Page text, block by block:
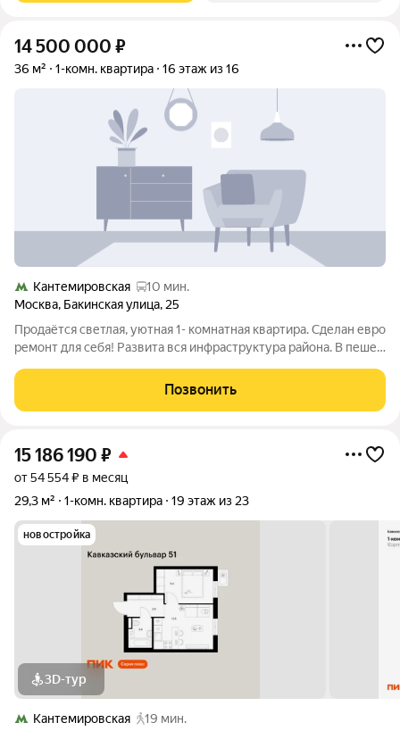
14 500 000 ₽
36 м² 1-комн. квартира 16 этаж из 16
Кантемировская
10 мин.
Москва, Бакинская улица, 25
Продаётся светлая, уютная 1- комнатная квартира. Сделан евро
ремонт для себя! Развита вся инфраструктура района. В пешей
лет. Полная стоимость в ДКП!Позвонить
15 186 190 ₽
от 54 554 ₽ в месяц
29,3 м²
1-комн. квартира 19 этаж из 23
новостройка
3D-тур
Кантемировская
19 мин.